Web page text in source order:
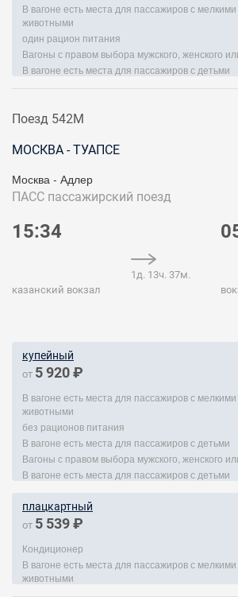
В вагоне есть места для пассажиров с
животными
один рацион питания
Вагоны с правом выбора мужского, женского
В вагоне есть места для пассажиров с детьми
Поезд 542М
МОСКВА - ТУАПСЕ
Москва - Адлер
ПАСС пассажирский поезд
15:34
казанский вокзал
1д. 13ч. 37м.
купейный
от 5 920 ₽
В вагоне есть места для пассажиров с
животными
без рационов питания
В вагоне есть места для пассажиров с детьми
Вагоны с правом выбора мужского, женского
В вагоне есть места для пассажиров с детьми
плацкартный
от 5 539 ₽
Кондиционер
В вагоне есть места для пассажиров с
животными